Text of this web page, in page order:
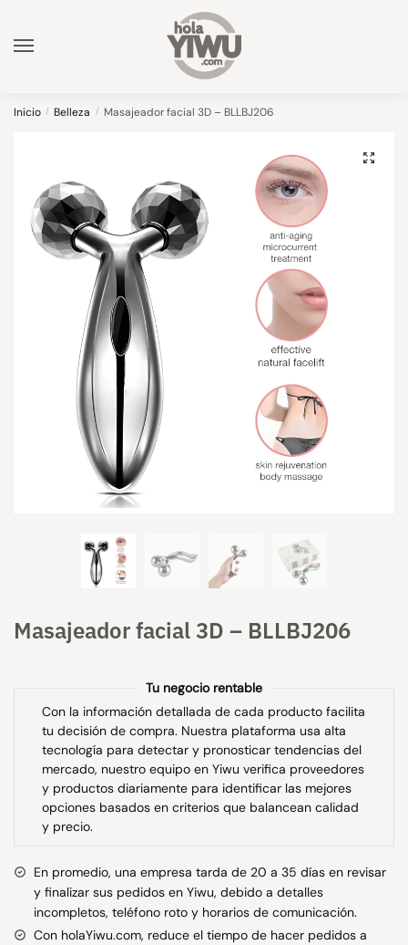
navigation
content
Inicio / Belleza / Masajeador facial 3D – BLLBJ206
Masajeador facial 3D – BLLBJ206
Tu negocio rentable
Con la información detallada de cada producto facilita
tu decisión de compra. Nuestra plataforma usa alta
tecnología para detectar y pronosticar tendencias del
mercado, nuestro equipo en Yiwu verifica proveedores
y productos diariamente para identificar las mejores
opciones basados en criterios que balancean calidad
y precio.
En promedio, una empresa tarda de 20 a 35 días en revisar
y finalizar sus pedidos en Yiwu, debido a detalles
incompletos, teléfono roto y horarios de comunicación.
Con holaYiwu.com, reduce el tiempo de hacer pedidos a